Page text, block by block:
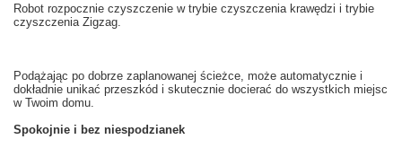
Robot rozpocznie czyszczenie w trybie czyszczenia krawędzi i trybie
czyszczenia Zigzag
Podążając po dobrze zaplanowanej ścieżce , może automatycznie i
dokładnie unikać przeszkód i skutecznie docierać do wszystkich miejsc
w Twoim domu
Spokojnie i bez niespodzianek